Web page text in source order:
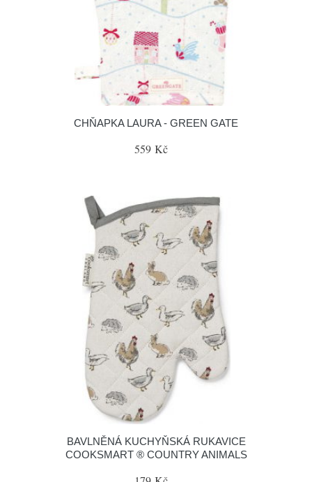
CHŇAPKA LAURA - GREEN GATE
559 Kč
BAVLNĚNÁ KUCHYŇSKÁ RUKAVICE
COOKSMART ® COUNTRY ANIMALS